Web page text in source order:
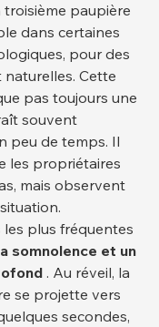
troisième paupière
dans certaines
pour des
Cette
pas toujours une
souvent
peu de temps. Il
les propriétaires
mais observent
les plus fréquentes
somnolence et un
. Au réveil, la
se projette vers
secondes,